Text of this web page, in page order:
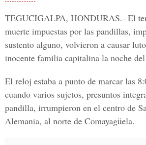
TEGUCIGALPA, HONDURAS.- El
muerte impuestas por las pandillas,
sustento alguno, volvieron a causar
inocente familia capitalina la noche
El reloj estaba a punto de marcar las
cuando varios sujetos, presuntos
pandilla, irrumpieron en el centro de
Alemania, al norte de Comayagüela.